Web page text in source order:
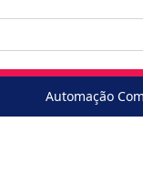
Automação